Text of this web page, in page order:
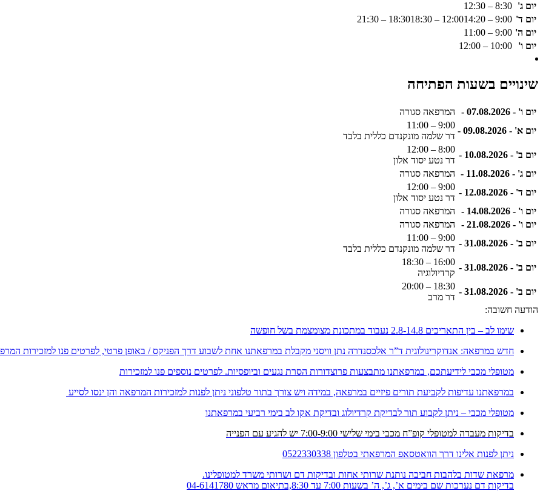
יום ג' 8:30 – 12:30
יום ד' 9:00 – 12:00
14:20 – 18:30
18:30 – 21:30
יום ה' 9:00 – 11:00
יום ו'
10:00 – 12:00
שינויים בשעות הפתיחה
יום ו' - 07.08.2026 -
המרפאה סגורה
יום א' - 09.08.2026 -
9:00 – 11:00
דר שלמה מונקנדם כללית בלבד
יום ב' - 10.08.2026 -
8:00 – 12:00
דר נטע יסוד אלון
יום ג' - 11.08.2026 -
המרפאה סגורה
יום ד' - 12.08.2026 -
9:00 – 12:00
דר נטע יסוד אלון
יום ו' - 14.08.2026 -
המרפאה סגורה
יום ו' - 21.08.2026 -
המרפאה סגורה
יום ב' - 31.08.2026 -
9:00 – 11:00
דר שלמה מונקנדם כללית בלבד
יום ב' - 31.08.2026 -
16:00 – 18:30
קרדיולוגיה
יום ב' - 31.08.2026 -
18:30 – 20:00
דר מרב
הודעה חשובה:
שימו לב – בין התאריכים 2.8-14.8 נעבוד במתכונת מצומצמת בשל חופשה
חדש במרפאה: אנדוקרינולוגית ד”ר אלכסנדרה נתן וויסני מקבלת במרפאתנו אחת לשבוע דרך הפניקס / באופן פרטי, לפרטים פנו למזכירות
מטופלי מכבי לידיעתכם, במרפאתנו מתבצעות פרוצדורות הסרת נגעים וביופסיות. לפרטים נוספים פנו למזכירות
במרפאתנו עדיפות לקביעת תורים פיזיים במרפאה, במידה ויש צורך בתור טלפוני ניתן לפנות למזכירות המרפאה והן ינסו לסייע
מטופלי מכבי – ניתן לקבוע תור לבדיקת קרדיולוג ובדיקת אקו לב בימי רביעי במרפאתנו
בדיקות מעבדה למטופלי קופ”ח מכבי בימי שלישי 7:00-9:00 יש להגיע עם הפנייה
ניתן לפנות אלינו דרך הוואטסאפ המרפאתי בטלפון 0522330338
מרפאת שדות בלהבות חביבה נותנת שרותי אחות ובדיקות דם ושרותי משרד למטופלינו.
בדיקות דם נערכות שם בימים א’, ג’, ה’ בשעות 7:00 עד 8:30,בתיאום מראש 04-6141780